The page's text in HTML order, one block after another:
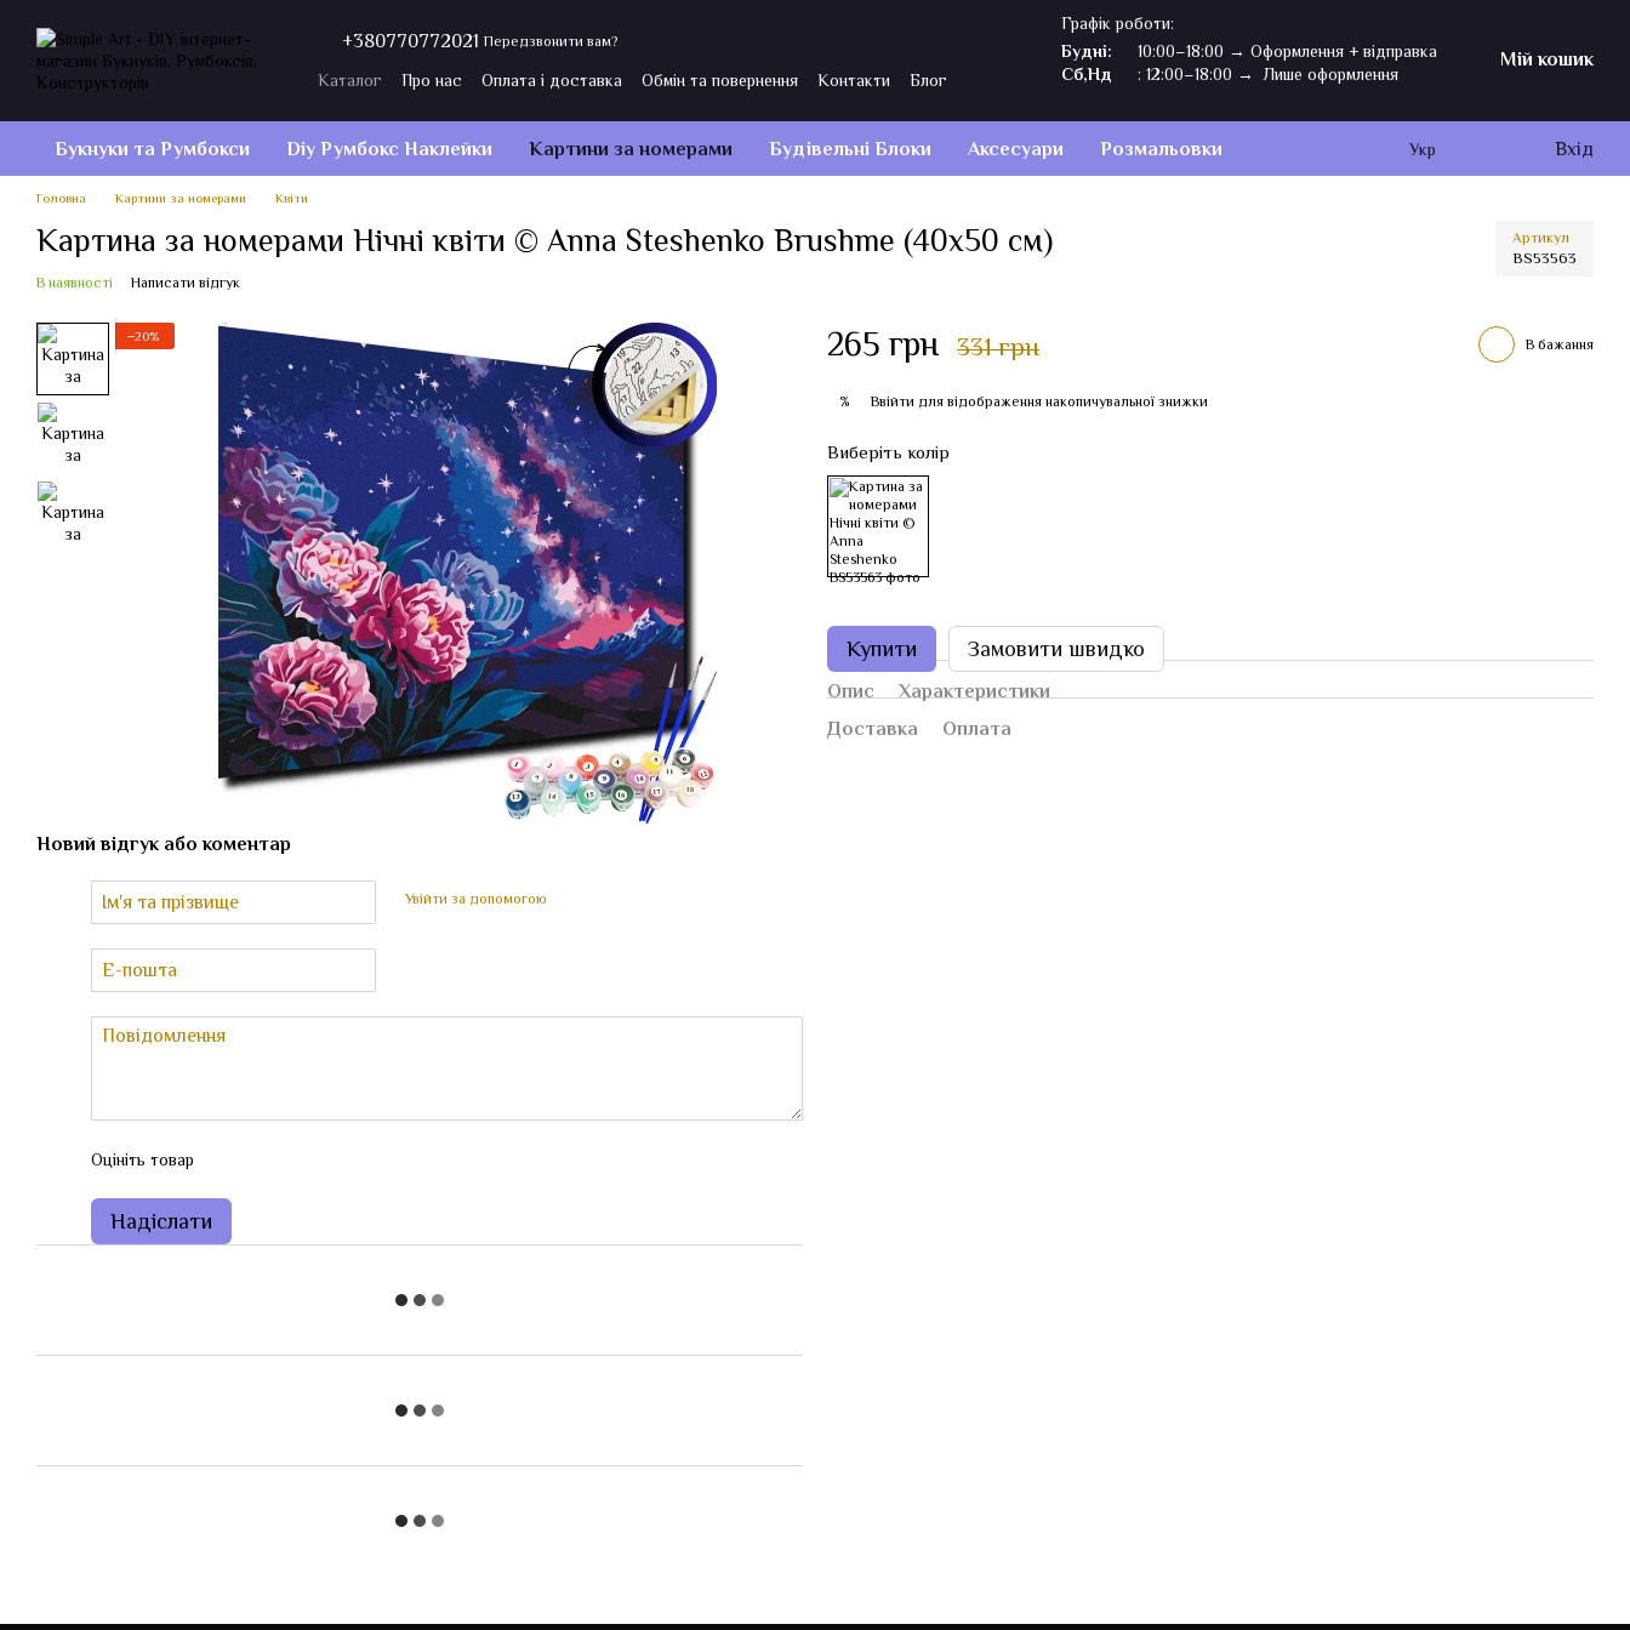
+380770772021 Передзвонити вам?
Каталог Про нас Оплата і доставка Обмін та повернення Контакти
Блог
Графік роботи:
Будні:
10:00–18:00 → Оформлення + відправка
Сб,Нд
: 12:00–18:00 → Лише оформлення
Мій кошик
Букнуки та Румбокси Diy Румбокс Наклейки Картини за номерами Будівельні Блоки Аксесуари Розмальовки Укр Вхід
Головна Картини за номерами Квіти
Картина за номерами Нічні квіти © Anna Steshenko Brushme (40x50 см) Артикул
BS53563
В наявності Написати відгук
−20%
Новий відгук або коментар
Увійти за допомогою
Оцініть товар
Надіслати
265 грн 331 грн В бажання
% Ввійти для відображення накопичувальної знижки
Виберіть колір
Купити Замовити швидко
Опис
Характеристики
Доставка
Оплата